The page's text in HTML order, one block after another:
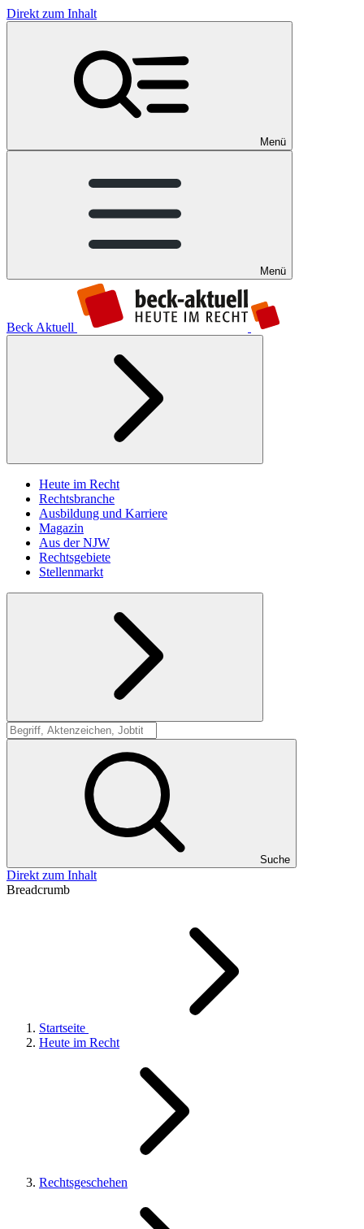
Direkt zum Inhalt
Menü
Menü
Beck Aktuell
Heute im Recht
Rechtsbranche
Ausbildung und Karriere
Magazin
Aus der NJW
Rechtsgebiete
Stellenmarkt
Suche
Suche
Direkt zum Inhalt
Breadcrumb
Startseite
Heute im Recht
Rechtsgeschehen